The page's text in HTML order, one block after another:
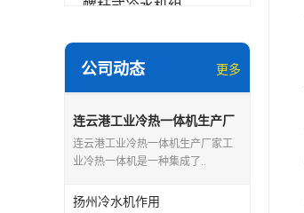
螺杆式冷水机组
冷水机和冷热一体机
防爆冷水机
公司动态 更多
连云港工业冷热一体机生产厂
家
连云港工业冷热一体机生产厂家工
业冷热一体机是一种集成了..
扬州冷水机作用